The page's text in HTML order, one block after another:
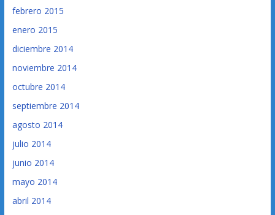
febrero 2015
enero 2015
diciembre 2014
noviembre 2014
octubre 2014
septiembre 2014
agosto 2014
julio 2014
junio 2014
mayo 2014
abril 2014